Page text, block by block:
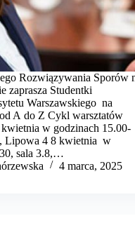
Rozwiązywania Sporów
zaprasza Studentki
Warszawskiego na
A do Z Cykl warsztatów
w godzinach 15.00-
Lipowa 4 8 kwietnia w
sala 3.8,…
4 marca, 2025